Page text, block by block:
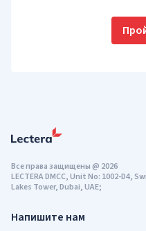
Напишите нам
Все права защищены@ 2026
LECTERA DMCC, Unit No: 1002-D4,
Lakes Tower, Dubai, UAE;